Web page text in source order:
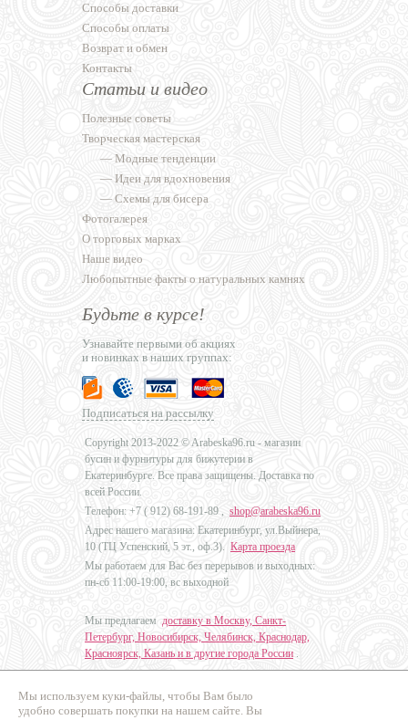
Мы используем куки-файлы, чтобы Вам было
удобно совершать покупки на нашем сайте. Вы
Способы доставки
Способы оплаты
Возврат и обмен
Контакты
Статьи и видео
Полезные советы
Творческая мастерская
— Модные тенденции
— Идеи для вдохновения
— Схемы для бисера
Фотогалерея
О торговых марках
Наше видео
Любопытные факты о натуральных камнях
Будьте в курсе!
Узнавайте первыми об акциях
и новинках в наших группах:
Подписаться на рассылку
Copyright 2013-2022 © Arabeska96.ru - магазин
бусин и фурнитуры для бижутерии в
Екатеринбурге. Все права защищены. Доставка по
всей России.
Телефон: +7 ( 912) 68-191-89 , shop@arabeska96.ru
Адрес нашего магазина: Екатеринбург, ул.Выйнера,
10 (ТЦ Успенский, 5 эт., оф.3). Карта проезда
Мы работаем для Вас без перерывов и выходных:
пн-сб 11:00-19:00, вс выходной
Мы предлагаем доставку в Москву, Санкт-
Петербург, Новосибирск, Челябинск, Краснодар,
Красноярск, Казань и в другие города России .
Дизайн - Наталья Мальцева